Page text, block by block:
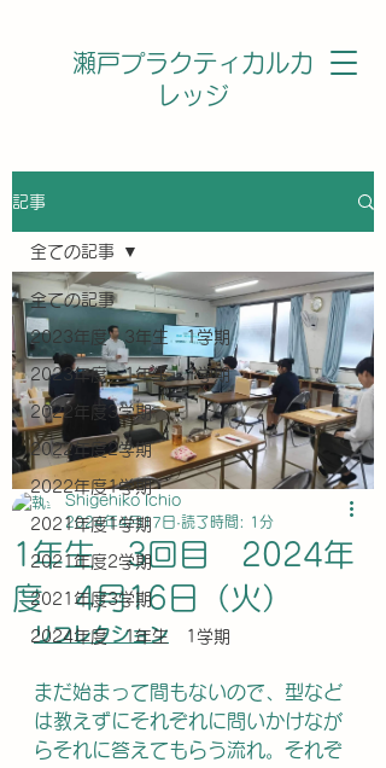
瀬戸プラクティカルカ
レッジ
記事
全ての記事
2023年度 3年生 1学期
2023年度 1年生 1学期
2022年度3学期
2022年度2学期
2022年度1学期
2021年度1学期
2021年度2学期
2021年度3学期
2024年度 1年生 1学期
全ての記事
1年生 3回目 2024年
度 4月16日（火）
Shigehiko Ichio
2024年4月17日 読了時間: 1分
リフレクション
まだ始まって間もないので、型など
は教えずにそれぞれに問いかけなが
らそれに答えてもらう流れ。それぞ